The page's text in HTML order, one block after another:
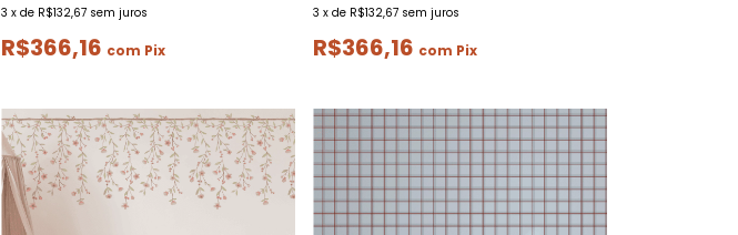
3 x de R$132,67 sem juros
R$366,16 com Pix
3 x de R$132,67 sem juros
R$366,16 com Pix